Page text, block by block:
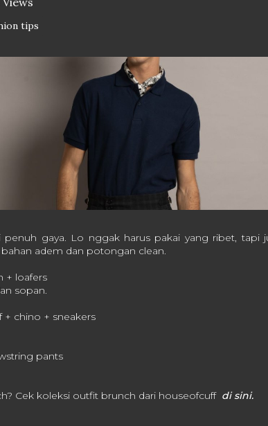
tips
gaya. Lo nggak harus pakai yang ribet, tapi
adem dan potongan clean.
+ loafers
sopan.
chino + sneakers
pants
Cek koleksi outfit brunch dari houseofcuff di sini.